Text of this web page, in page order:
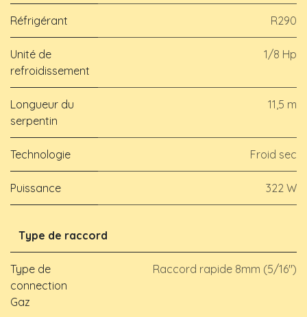
Réfrigérant R290
Unité de
refroidissement
1/8 Hp
Longueur du
serpentin
11,5 m
Technologie Froid sec
Puissance 322 W
Type de raccord
Type de
connection
Gaz
Raccord rapide 8mm (5/16")